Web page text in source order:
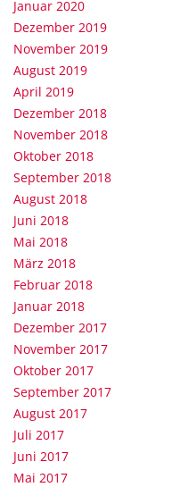
Januar 2020
Dezember 2019
November 2019
August 2019
April 2019
Dezember 2018
November 2018
Oktober 2018
September 2018
August 2018
Juni 2018
Mai 2018
März 2018
Februar 2018
Januar 2018
Dezember 2017
November 2017
Oktober 2017
September 2017
August 2017
Juli 2017
Juni 2017
Mai 2017